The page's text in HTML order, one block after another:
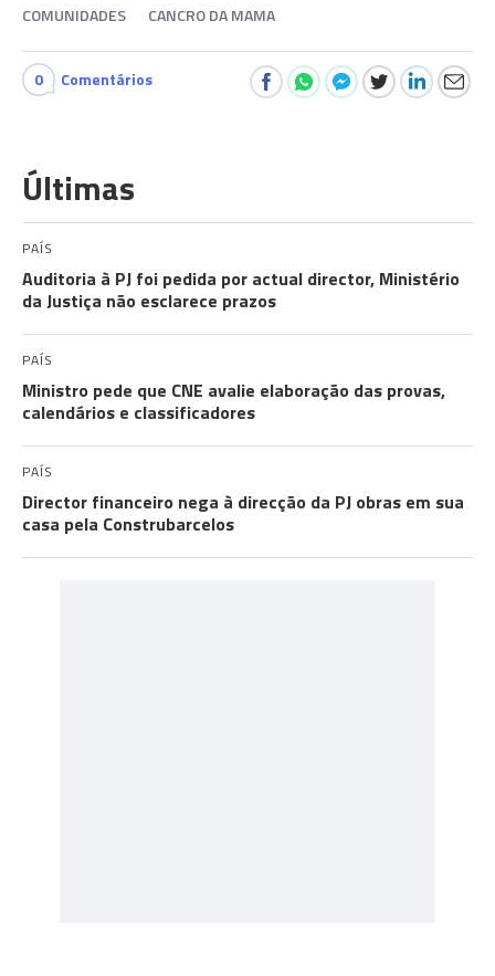
COMUNIDADES CANCRO DA MAMA
0 Comentários
Últimas
PAÍS
Auditoria à PJ foi pedida por actual director, Ministério
da Justiça não esclarece prazos
PAÍS
Ministro pede que CNE avalie elaboração das provas,
calendários e classificadores
PAÍS
Director financeiro nega à direcção da PJ obras em sua
casa pela Construbarcelos